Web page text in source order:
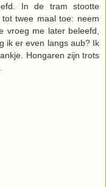
In de tram stootte
twee maal toe: neem
vroeg me later beleefd,
ik er even langs aub? Ik
Hongaren zijn trots